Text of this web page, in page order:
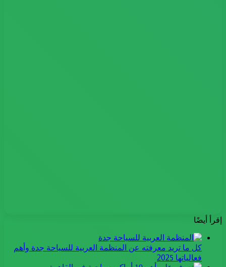
إقرأ أيضًا
كل ما تريد معرفته عن المنظمة العربية للسياحة جدة وأهم
فعالياتها 2025